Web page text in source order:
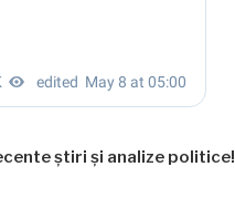
știri și analize politice!